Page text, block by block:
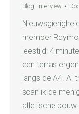
Blog, Interview
member
leestijd: 4
een terras
langs de A4. Al
scan ik de
atletische bouw